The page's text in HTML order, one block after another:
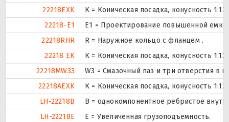
22218EXK
К = Коническая посадка, конусность 1:12.
22218-E1
E1 = Проектирование повышенной
22218RHR
R = Наружное кольцо с фланцем .
22218 EK
К = Коническая посадка, конусность 1:12.
22218MW33
W3 = Смазочный паз и три отверстия в
22218AEXK
К = Коническая посадка, конусность 1:12.
LH-22218B
B = однокомпонентное ребристое
LH-22218E
Е = Увеличенная грузоподъемность.